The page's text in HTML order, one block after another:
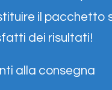
il pacchetto
dei risultati!
alla consegna